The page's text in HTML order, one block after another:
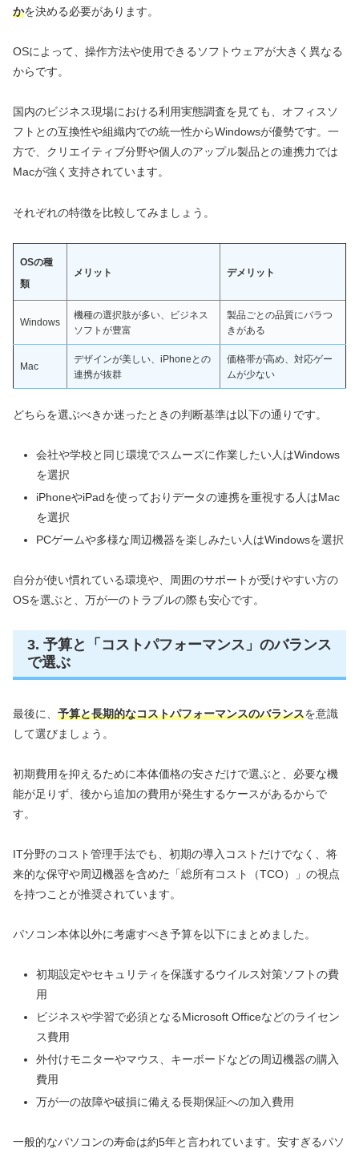
かを決める必要があります。
OSによって、操作方法や使用できるソフトウェアが大きく異なる
からです。
国内のビジネス現場における利用実態調査を見ても、オフィスソ
フトとの互換性や組織内での統一性からWindowsが優勢です。一
方で、クリエイティブ分野や個人のアップル製品との連携力では
Macが強く支持されています。
それぞれの特徴を比較してみましょう。
OSの種
類
メリット デメリット
Windows
機種の選択肢が多い、ビジネス
ソフトが豊富
製品ごとの品質にバラつ
きがある
Mac
デザインが美しい、iPhoneとの
連携が抜群
価格帯が高め、対応ゲー
ムが少ない
どちらを選ぶべきか迷ったときの判断基準は以下の通りです。
会社や学校と同じ環境でスムーズに作業したい人はWindows
を選択
iPhoneやiPadを使っておりデータの連携を重視する人はMac
を選択
PCゲームや多様な周辺機器を楽しみたい人はWindowsを選択
自分が使い慣れている環境や、周囲のサポートが受けやすい方の
OSを選ぶと、万が一のトラブルの際も安心です。
3. 予算と「コストパフォーマンス」のバランス
で選ぶ
最後に、 予算と長期的なコストパフォーマンスのバランスを意識
して選びましょう。
初期費用を抑えるために本体価格の安さだけで選ぶと、必要な機
能が足りず、後から追加の費用が発生するケースがあるからで
す。
IT分野のコスト管理手法でも、初期の導入コストだけでなく、将
来的な保守や周辺機器を含めた「総所有コスト（TCO）」の視点
を持つことが推奨されています。
パソコン本体以外に考慮すべき予算を以下にまとめました。
初期設定やセキュリティを保護するウイルス対策ソフトの費
用
ビジネスや学習で必須となるMicrosoft Officeなどのライセン
ス費用
外付けモニターやマウス、キーボードなどの周辺機器の購入
費用
万が一の故障や破損に備える長期保証への加入費用
一般的なパソコンの寿命は約5年と言われています。安すぎるパソ